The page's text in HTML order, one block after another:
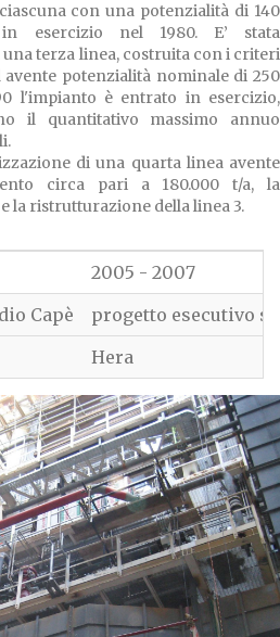
con una potenzialità di 140
esercizio nel 1980. E’ stata
terza linea, costruita con i criteri
avente potenzialità nominale di 250
l'impianto è entrato in esercizio,
il quantitativo massimo annuo
di una quarta linea avente
circa pari a 180.000 t/a, la
la ristrutturazione della linea 3.
2005 - 2007
Capè
progetto esecutivo
Hera